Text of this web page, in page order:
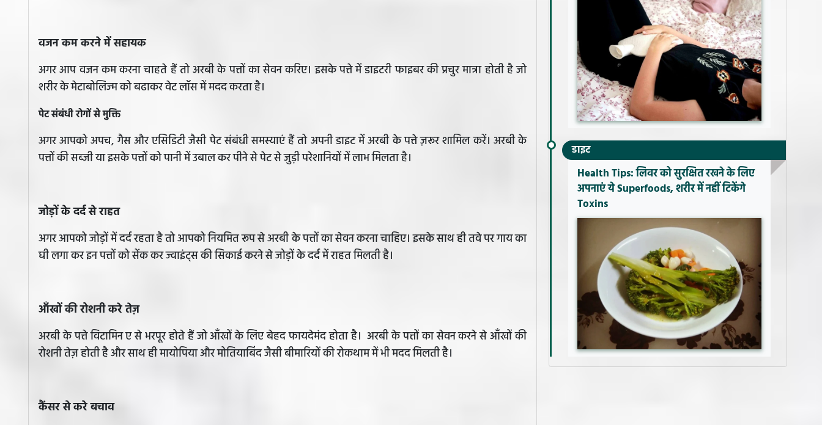
वजन कम करने में सहायक
अगर आप वजन कम करना चाहते हैं तो अरबी के पत्तों का सेवन करिए। इसके पत्ते में डाइटरी फाइबर की प्रचुर मात्रा होती है जो
शरीर के मेटाबोलिज्म को बढाकर वेट लॉस में मदद करता है।
पेट संबंधी रोगों से मुक्ति
अगर आपको अपच, गैस और एसिडिटी जैसी पेट संबंधी समस्याएं हैं तो अपनी डाइट में अरबी के पत्ते ज़रूर शामिल करें। अरबी के
पत्तों की सब्जी या इसके पत्तों को पानी में उबाल कर पीने से पेट से जुड़ी परेशानियों में लाभ मिलता है।
जोड़ों के दर्द से राहत
अगर आपको जोड़ों में दर्द रहता है तो आपको नियमित रूप से अरबी के पत्तों का सेवन करना चाहिए। इसके साथ ही तवे पर गाय का
घी लगा कर इन पत्तों को सेंक कर ज्वाइंट्स की सिकाई करने से जोड़ों के दर्द में राहत मिलती है।
आँखों की रोशनी करे तेज़
अरबी के पत्ते विटामिन ए से भरपूर होते हैं जो आँखों के लिए बेहद फायदेमंद होता है। अरबी के पत्तों का सेवन करने से आँखों की
रोशनी तेज़ होती है और साथ ही मायोपिया और मोतियाबिंद जैसी बीमारियों की रोकथाम में भी मदद मिलती है।
कैंसर से करे बचाव
डाइट
Health Tips: लिवर को सुरक्षित रखने के लिए
अपनाएं ये Superfoods, शरीर में नहीं टिकेंगे
Toxins